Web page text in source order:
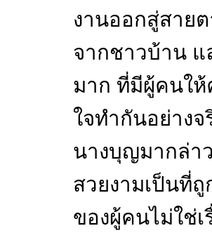
งานออกสู่สาย
จากชาวบ้าน
มาก ที่มีผู้คนให้
ใจทำกันอย่างจ
นางบุญมากล่า
สวยงามเป็นที่
ของผู้คนไม่ใช่